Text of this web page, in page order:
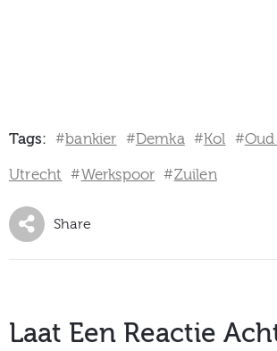
Tags: #bankier #Demka #Kol #
Utrecht #Werkspoor #Zuilen
Share
Laat Een Reactie